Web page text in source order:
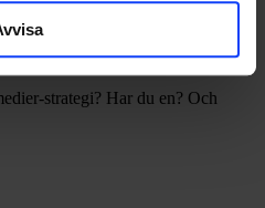
strategi
strategi? Har du en? Och